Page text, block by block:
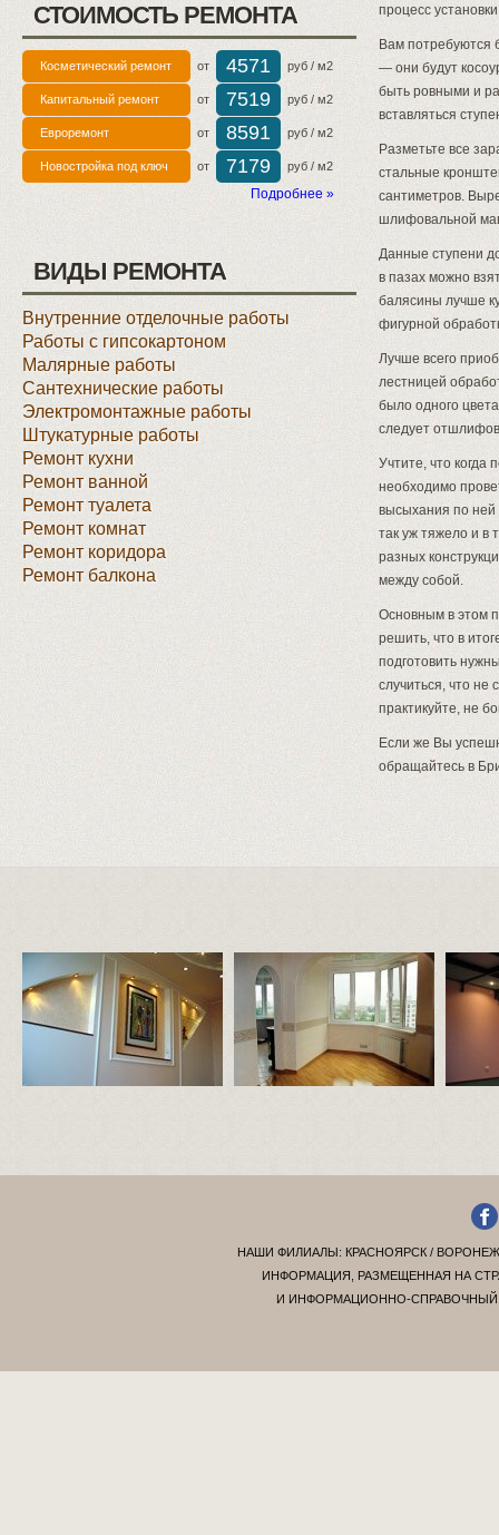
СТОИМОСТЬ РЕМОНТА
Косметический ремонт от 4571 руб / м2
Капитальный ремонт от 7519 руб / м2
Евроремонт от 8591 руб / м2
Новостройка под ключ от 7179 руб / м2
Подробнее »
ВИДЫ РЕМОНТА
Внутренние отделочные работы
Работы с гипсокартоном
Малярные работы
Сантехнические работы
Электромонтажные работы
Штукатурные работы
Ремонт кухни
Ремонт ванной
Ремонт туалета
Ремонт комнат
Ремонт коридора
Ремонт балкона
процесс
Вам потребуются
— они будут
быть ровными и
вставляться
Разметьте все
стальные
сантиметров.
шлифовальной
Данные ступени
в пазах можно
балясины лучше
фигурной
Лучше всего
лестницей
было одного
следует
Учтите, что когда
необходимо
высыхания по ней
так уж тяжело и в
разных
между собой.
Основным в этом
решить, что в
подготовить
случиться, что не
практикуйте, не
Если же Вы
обращайтесь в
НАШИ ФИЛИАЛЫ: КРАСНОЯРСК / ВОРОНЕЖ
ИНФОРМАЦИЯ, РАЗМЕЩЕННАЯ НА
И ИНФОРМАЦИОННО-СПРАВОЧНЫЙ